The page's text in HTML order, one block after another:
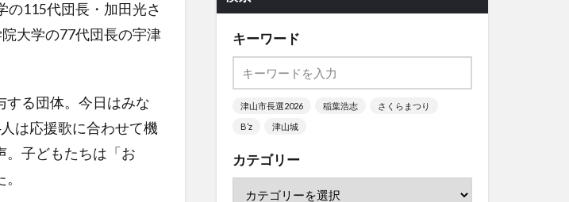
の115代団長・加田光さ
大学の77代団長の宇津
る団体。今日はみな
は応援歌に合わせて機
。子どもたちは「お
キーワード
津山市長選2026 稲葉浩志
さくらまつり
B’z
津山城
カテゴリー